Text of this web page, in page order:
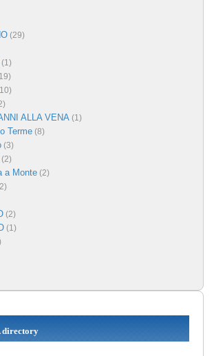
(29)
(1)
ALLA VENA (1)
Terme (8)
(3)
(2)
a Monte (2)
(2)
(1)
directory